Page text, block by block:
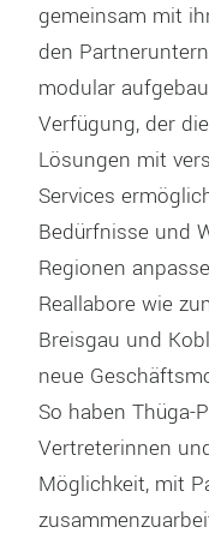
gemeinsam mit
den
modular
Verfügung, der
Lösungen mit
Services
Bedürfnisse und
Regionen
Reallabore wie
Breisgau und
neue
So haben Thüga-
Vertreterinnen
Möglichkeit, mit